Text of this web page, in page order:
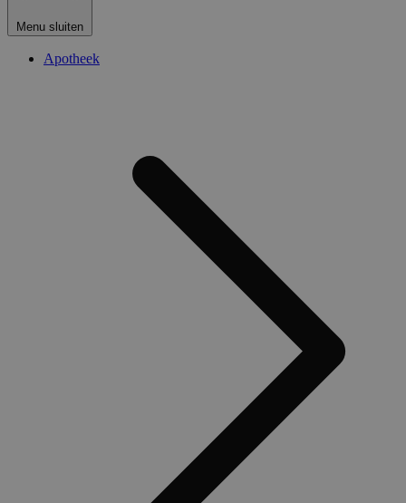
Menu sluiten
Apotheek